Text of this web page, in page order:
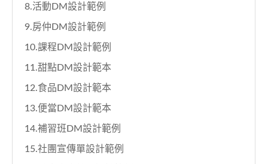
8.活動DM設計範例
9.房仲DM設計範例
10.課程DM設計範例
11.甜點DM設計範本
12.食品DM設計範本
13.便當DM設計範本
14.補習班DM設計範例
15.社團宣傳單設計範例